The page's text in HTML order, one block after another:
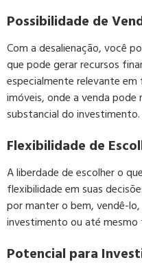
Possibilidade de
Com a desalienação, você
que pode gerar recursos
especialmente relevante
imóveis, onde a venda
substancial do investimento.
Flexibilidade de
A liberdade de escolher o
flexibilidade em suas
por manter o bem, vendê-
investimento ou até
Potencial para